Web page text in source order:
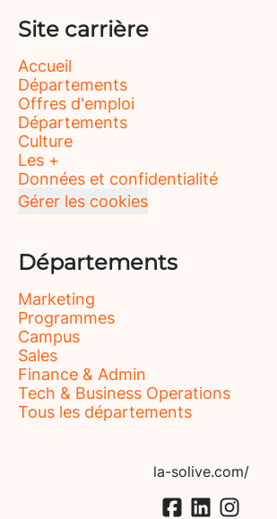
Site carrière
Accueil
Départements
Offres d'emploi
Départements
Culture
Les +
Données et confidentialité
Gérer les cookies
Départements
Marketing
Programmes
Campus
Sales
Finance & Admin
Tech & Business Operations
Tous les départements
la-solive.com/